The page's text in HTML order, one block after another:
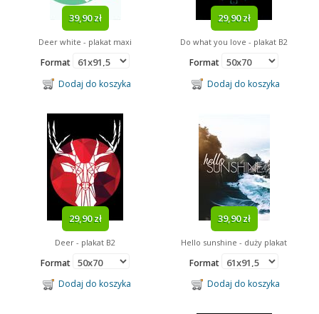
39,90 zł
Deer white - plakat maxi
Format
Dodaj do koszyka
29,90 zł
Do what you love - plakat B2
Format
Dodaj do koszyka
29,90 zł
Deer - plakat B2
Format
Dodaj do koszyka
39,90 zł
Hello sunshine - duży plakat
Format
Dodaj do koszyka